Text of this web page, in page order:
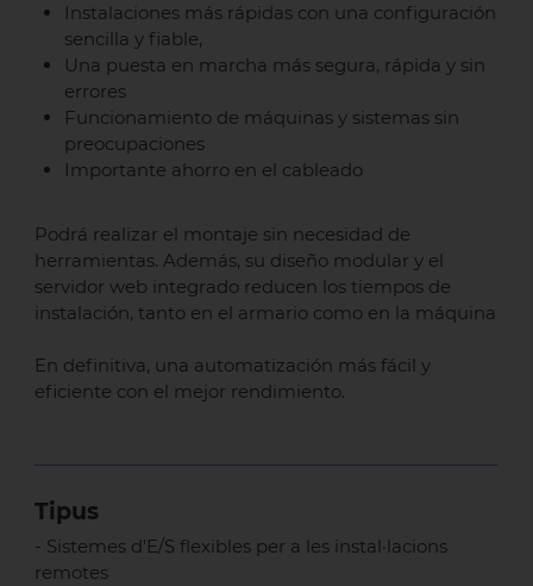
Instalaciones más rápidas con una configuración
sencilla y fiable,
Una puesta en marcha más segura, rápida y sin
errores
Funcionamiento de máquinas y sistemas sin
preocupaciones
Importante ahorro en el cableado
Podrá realizar el montaje sin necesidad de
herramientas. Además, su diseño modular y el
servidor web integrado reducen los tiempos de
instalación, tanto en el armario como en la máquina
En definitiva, una automatización más fácil y
eficiente con el mejor rendimiento.
Tipus
- Sistemes d'E/S flexibles per a les instal·lacions
remotes